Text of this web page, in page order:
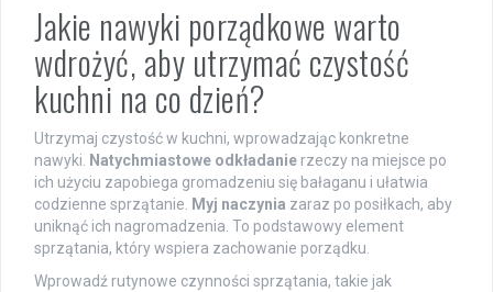
Jakie nawyki porządkowe warto
wdrożyć, aby utrzymać czystość
kuchni na co dzień?
Utrzymaj czystość w kuchni, wprowadzając konkretne
nawyki. Natychmiastowe odkładanie rzeczy na miejsce po
ich użyciu zapobiega gromadzeniu się bałaganu i ułatwia
codzienne sprzątanie. Myj naczynia zaraz po posiłkach, aby
uniknąć ich nagromadzenia. To podstawowy element
sprzątania, który wspiera zachowanie porządku.
Wprowadź rutynowe czynności sprzątania, takie jak